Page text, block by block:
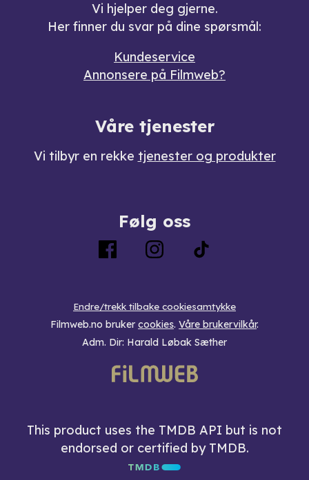
Vi hjelper deg gjerne.
Her finner du svar på dine spørsmål:
Kundeservice
Annonsere på Filmweb?
Våre tjenester
Vi tilbyr en rekke tjenester og produkter
Følg oss
Endre/trekk tilbake cookiesamtykke
Filmweb.no bruker cookies. Våre brukervilkår.
Adm. Dir: Harald Løbak Sæther
This product uses the TMDB API but is not
endorsed or certified by TMDB.